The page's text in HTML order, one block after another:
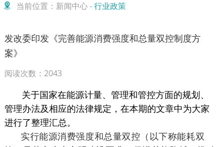
当前位置：新闻中心 -行业政策
发改委印发《完善能源消费强度和总量双控制度方
案》
阅读次数：2043
关于国家在能源计量、管理和管控方面的规划、
管理办法及相应的法律规定，在本期的文章中为大家
进行了整理汇总。
实行能源消费强度和总量双控（以下称能耗双